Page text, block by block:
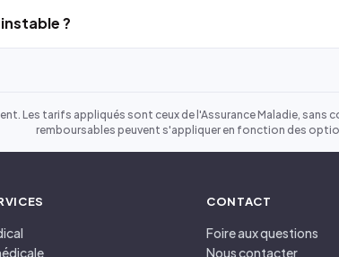
?
Les tarifs appliqués sont ceux de l'Assurance Maladie, sans
remboursables peuvent s'appliquer en fonction des
CONTACT
Foire aux questions
Nous contacter